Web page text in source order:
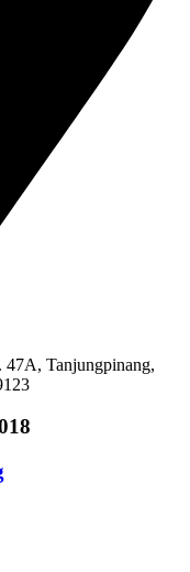
Tanjungpinang,